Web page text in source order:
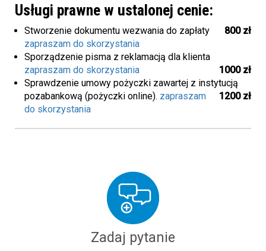
Usługi prawne w ustalonej cenie:
Stworzenie dokumentu wezwania do zapłaty
800 zł
zapraszam do skorzystania
Sporządzenie pisma z reklamacją dla klienta
1000 zł
zapraszam do skorzystania
Sprawdzenie umowy pożyczki zawartej z instytucją
pozabankową (pożyczki online).
1200 zł
zapraszam
do skorzystania
Zadaj pytanie